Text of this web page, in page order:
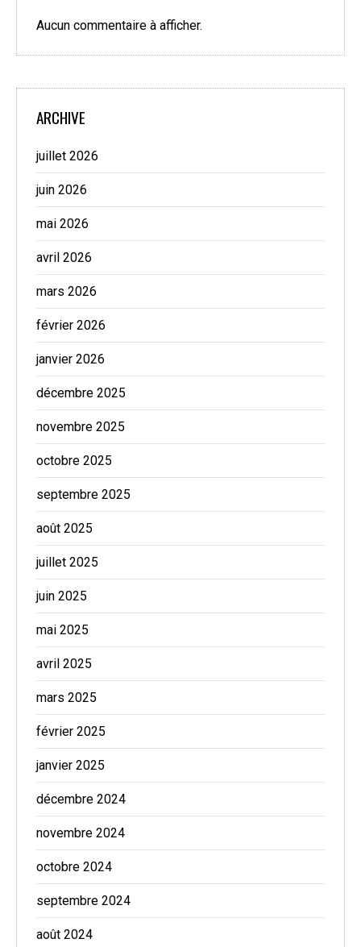
Aucun commentaire à afficher.
ARCHIVE
juillet 2026
juin 2026
mai 2026
avril 2026
mars 2026
février 2026
janvier 2026
décembre 2025
novembre 2025
octobre 2025
septembre 2025
août 2025
juillet 2025
juin 2025
mai 2025
avril 2025
mars 2025
février 2025
janvier 2025
décembre 2024
novembre 2024
octobre 2024
septembre 2024
août 2024